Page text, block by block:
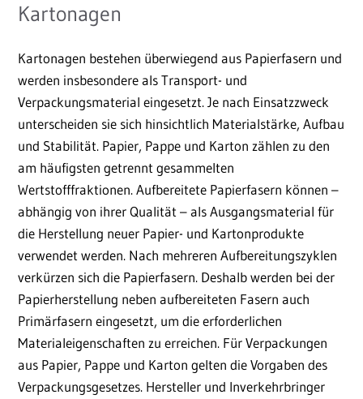
Kartonagen
Kartonagen bestehen überwiegend aus Papierfasern und
werden insbesondere als Transport- und
Verpackungsmaterial eingesetzt. Je nach Einsatzzweck
unterscheiden sie sich hinsichtlich Materialstärke, Aufbau
und Stabilität. Papier, Pappe und Karton zählen zu den
am häufigsten getrennt gesammelten
Wertstofffraktionen. Aufbereitete Papierfasern können –
abhängig von ihrer Qualität – als Ausgangsmaterial für
die Herstellung neuer Papier- und Kartonprodukte
verwendet werden. Nach mehreren Aufbereitungszyklen
verkürzen sich die Papierfasern. Deshalb werden bei der
Papierherstellung neben aufbereiteten Fasern auch
Primärfasern eingesetzt, um die erforderlichen
Materialeigenschaften zu erreichen. Für Verpackungen
aus Papier, Pappe und Karton gelten die Vorgaben des
Verpackungsgesetzes. Hersteller und Inverkehrbringer